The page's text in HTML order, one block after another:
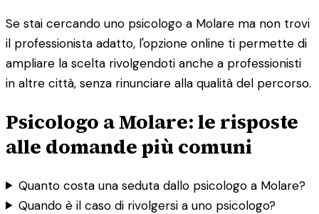
Se stai cercando uno psicologo a Molare ma non trovi
il professionista adatto, l'opzione online ti permette di
ampliare la scelta rivolgendoti anche a professionisti
in altre città, senza rinunciare alla qualità del percorso.
Psicologo a Molare: le risposte
alle domande più comuni
Quanto costa una seduta dallo psicologo a Molare?
Quando è il caso di rivolgersi a uno psicologo?